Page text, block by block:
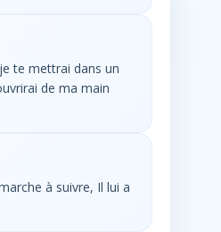
te mettrai dans un
de ma main
à suivre, Il lui a